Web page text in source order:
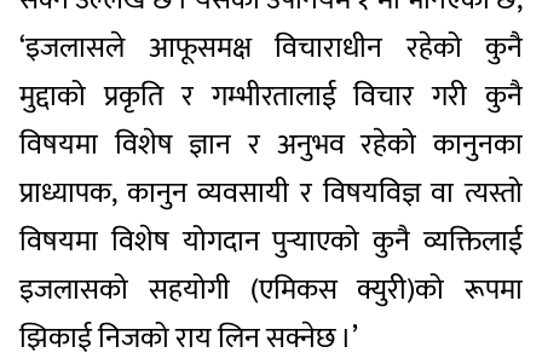
‘इजलासले आफूसमक्ष विचाराधीन रहेको कुनै
मुद्दाको प्रकृति र गम्भीरतालाई विचार गरी कुनै
विषयमा विशेष ज्ञान र अनुभव रहेको कानुनका
प्राध्यापक, कानुन व्यवसायी र विषयविज्ञ वा त्यस्तो
विषयमा विशेष योगदान पुर्‍याएको कुनै व्यक्तिलाई
इजलासको सहयोगी (एमिकस क्युरी)को रूपमा
झिकाई निजको राय लिन सक्नेछ ।’